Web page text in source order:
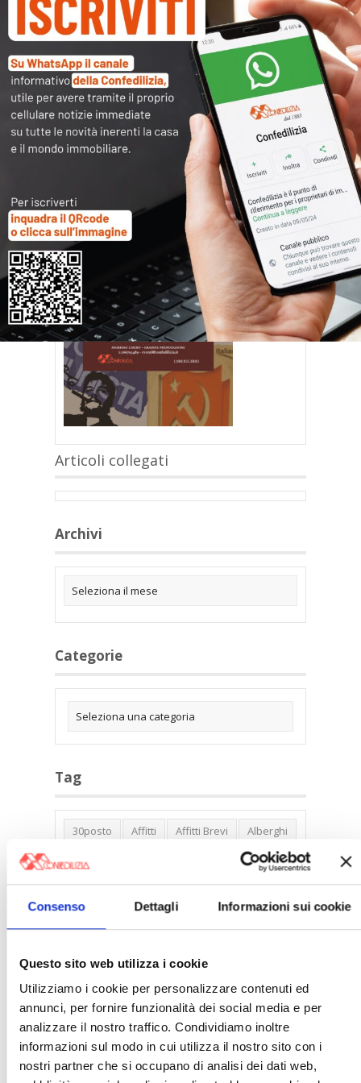
Consenso Dettagli Informazioni sui cookie
Questo sito web utilizza i cookie
Utilizziamo i cookie per personalizzare contenuti ed
annunci, per fornire funzionalità dei social media e per
analizzare il nostro traffico. Condividiamo inoltre
informazioni sul modo in cui utilizza il nostro sito con i
nostri partner che si occupano di analisi dei dati web,
Invito 26 maggio
Articoli collegati
Archivi
Categorie
Tag
30posto Affitti Affitti Brevi
Alberghi
Banca Woolwich
Bilocali
Blocco Affitti Brevi
Buon Senso
Cambioabitazione
Carenza Alloggi
Case Green
Case Pubbliche
Cedolare Secca
Collabenti
Compravendite Immobiliari
Condominio
Confcommercio
Dirittiproprietà
Emissioni
Firenze